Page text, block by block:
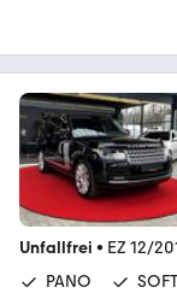
Unfallfrei • EZ 12/
PANO